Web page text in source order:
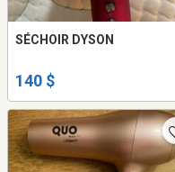
SÉCHOIR DYSON
140 $